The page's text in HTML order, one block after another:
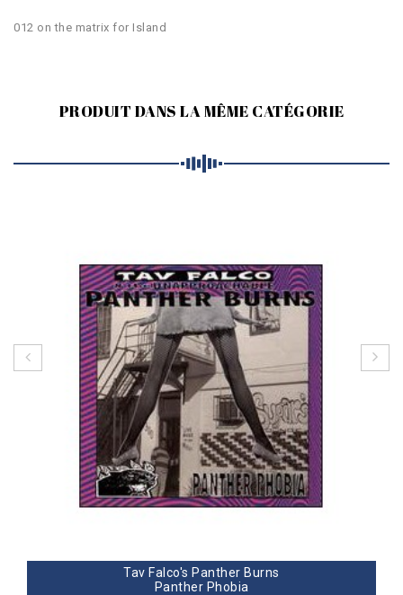
012 on the matrix for Island
PRODUIT DANS LA MÊME CATÉGORIE
Tav Falco's Panther Burns
Panther Phobia